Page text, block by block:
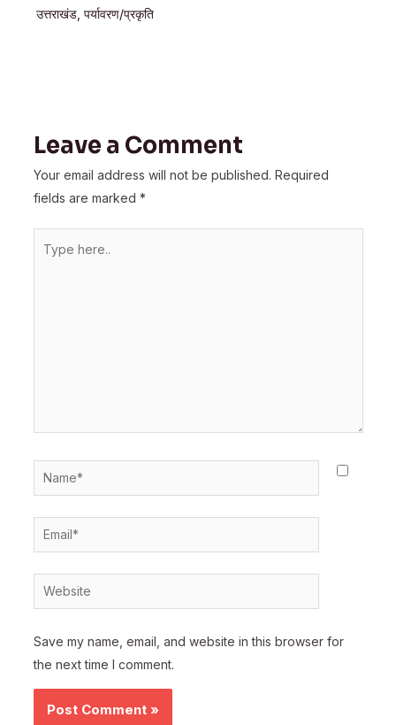
उत्तराखंड ,पर्यावरण/प्रकृति
Leave a Comment
Your email address will not be published. Required
fields are marked *
here..
Name*
Email*
Website
Save my name, email, and website in this browser for
the next time I comment.